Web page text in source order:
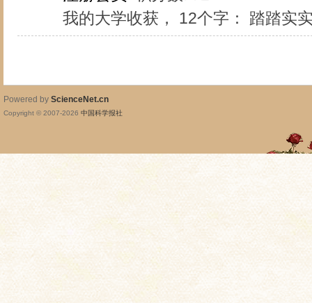
我的大学收获， 12个字： 踏踏实
Powered by ScienceNet.cn
Copyright © 2007-2026 中国科学报社